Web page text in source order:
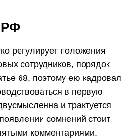
РФ
регулирует положения
сотрудников, порядок
68, поэтому ею кадровая
в первую
и трактуется
сомнений стоит
комментариями.